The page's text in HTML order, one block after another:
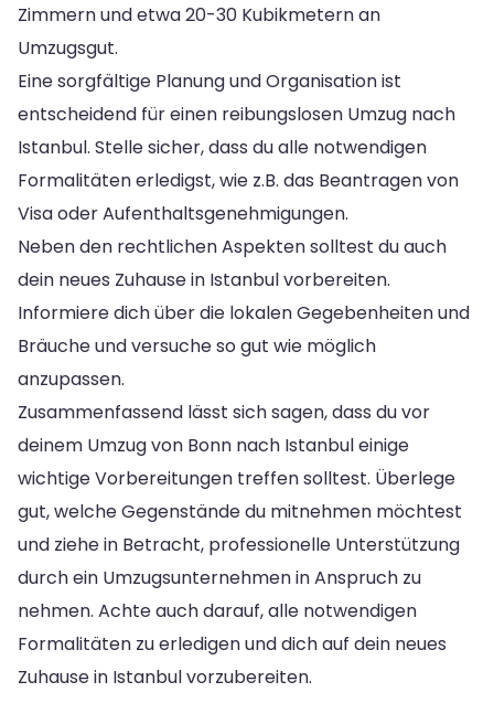
Zimmern und etwa 20-30 Kubikmetern an
Umzugsgut.
Eine sorgfältige Planung und Organisation ist
entscheidend für einen reibungslosen Umzug nach
Istanbul. Stelle sicher, dass du alle notwendigen
Formalitäten erledigst, wie z.B. das Beantragen von
Visa oder Aufenthaltsgenehmigungen.
Neben den rechtlichen Aspekten solltest du auch
dein neues Zuhause in Istanbul vorbereiten.
Informiere dich über die lokalen Gegebenheiten und
Bräuche und versuche so gut wie möglich
anzupassen.
Zusammenfassend lässt sich sagen, dass du vor
deinem Umzug von Bonn nach Istanbul einige
wichtige Vorbereitungen treffen solltest. Überlege
gut, welche Gegenstände du mitnehmen möchtest
und ziehe in Betracht, professionelle Unterstützung
durch ein Umzugsunternehmen in Anspruch zu
nehmen. Achte auch darauf, alle notwendigen
Formalitäten zu erledigen und dich auf dein neues
Zuhause in Istanbul vorzubereiten.